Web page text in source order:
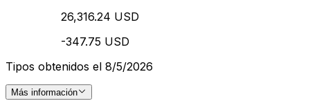
26,316.24 USD
-347.75 USD
Tipos obtenidos el 8/5/2026
Más información